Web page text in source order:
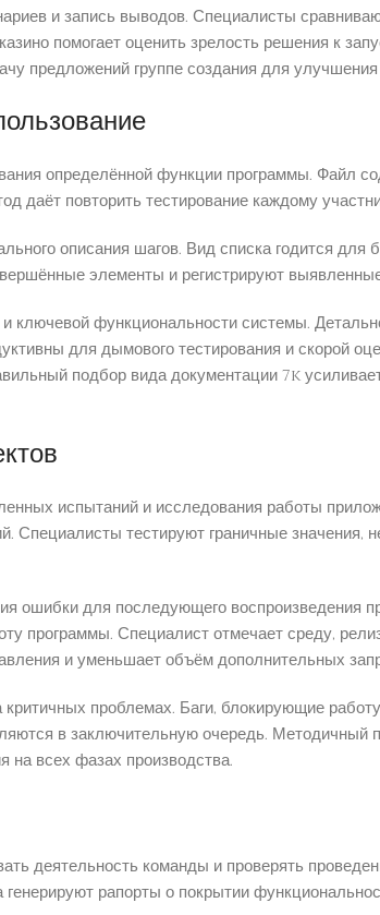
и запись выводов. Специалисты
помогает оценить зрелость решения к
предложений группе создания для
определённой функции программы. Файл
повторить тестирование каждому
описания шагов. Вид списка годится
элементы и регистрируют
ключевой функциональности системы.
для дымового тестирования и скорой
подбор вида документации 7k
испытаний и исследования работы
Специалисты тестируют граничные
ошибки для последующего воспроизведения
программы. Специалист отмечает среду,
и уменьшает объём дополнительных
критичных проблемах. Баги, блокирующие
в заключительную очередь. Методичный
на всех фазах производства.
деятельность команды и проверять
генерируют рапорты о покрытии